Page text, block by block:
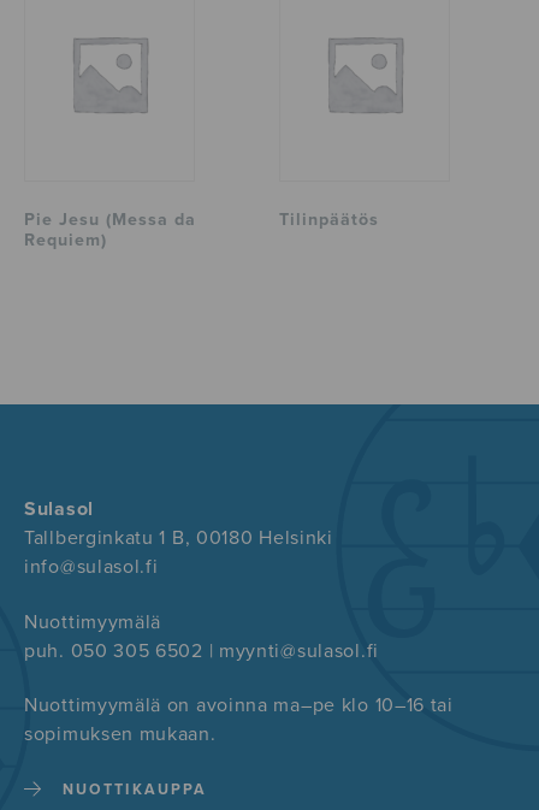
Pie Jesu (Messa da
Requiem)
Tilinpäätös
Sulasol
Tallberginkatu 1 B, 00180 Helsinki
info@sulasol.fi
Nuottimyymälä
puh. 050 305 6502 | myynti@sulasol.fi
Nuottimyymälä on avoinna ma–pe klo 10–16 tai
sopimuksen mukaan.
NUOTTIKAUPPA